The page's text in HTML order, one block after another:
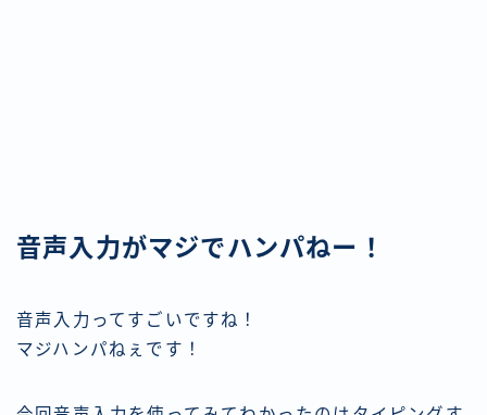
音声入力がマジでハンパねー！
音声入力ってすごいですね！
マジハンパねぇです！